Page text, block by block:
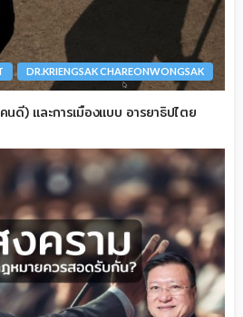
DR.KRIENGSAK CHAREONWONGSAK
ดี) และการเมืองแบบ อารยาธิปไตย